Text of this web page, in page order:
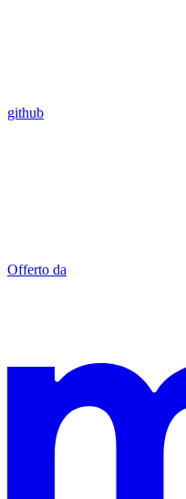
github
Offerto da